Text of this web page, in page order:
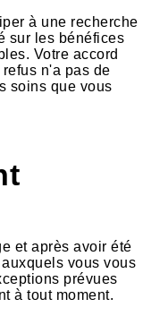
à une recherche
sur les bénéfices
Votre accord
n'a pas de
soins que vous
et après avoir été
vous vous
prévues
à tout moment.